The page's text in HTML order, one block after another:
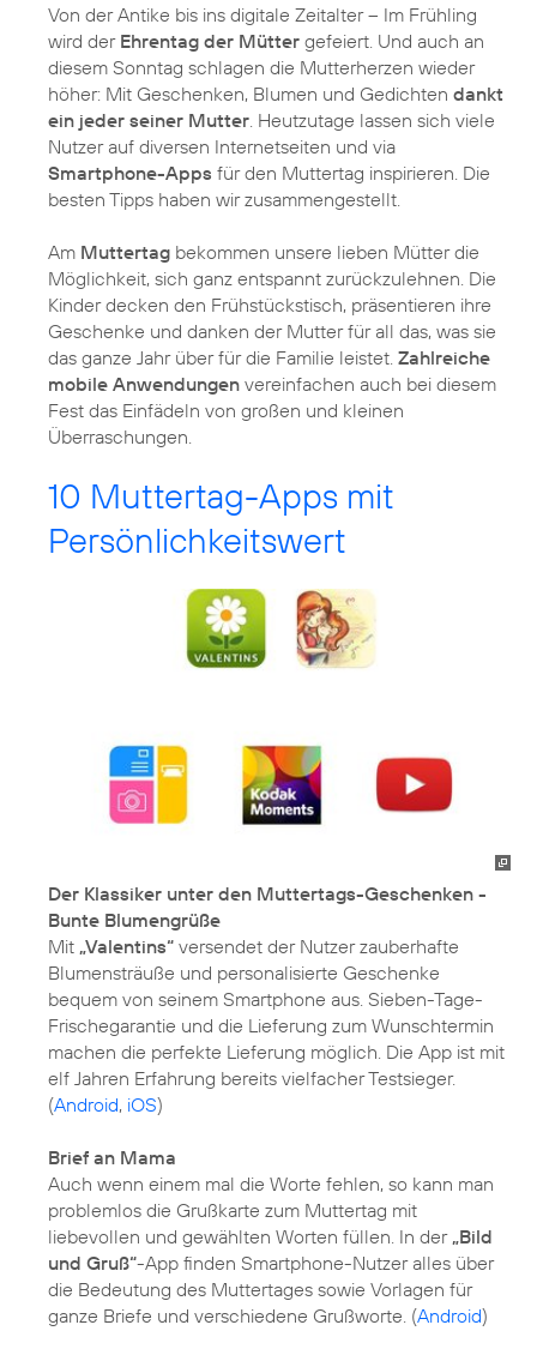
Von der Antike bis ins digitale Zeitalter – Im Frühling
wird der Ehrentag der Mütter gefeiert. Und auch an
diesem Sonntag schlagen die Mutterherzen wieder
höher: Mit Geschenken, Blumen und Gedichten dankt
ein jeder seiner Mutter . Heutzutage lassen sich viele
Nutzer auf diversen Internetseiten und via
Smartphone-Apps für den Muttertag inspirieren. Die
besten Tipps haben wir zusammengestellt.
Am Muttertag bekommen unsere lieben Mütter die
Möglichkeit, sich ganz entspannt zurückzulehnen. Die
Kinder decken den Frühstückstisch, präsentieren ihre
Geschenke und danken der Mutter für all das, was sie
das ganze Jahr über für die Familie leistet. Zahlreiche
mobile Anwendungen vereinfachen auch bei diesem
Fest das Einfädeln von großen und kleinen
Überraschungen.
10 Muttertag-Apps mit
Persönlichkeitswert
Der Klassiker unter den Muttertags-Geschenken -
Bunte Blumengrüße
Mit „Valentins“ versendet der Nutzer zauberhafte
Blumensträuße und personalisierte Geschenke
bequem von seinem Smartphone aus. Sieben-Tage-
Frischegarantie und die Lieferung zum Wunschtermin
machen die perfekte Lieferung möglich. Die App ist mit
elf Jahren Erfahrung bereits vielfacher Testsieger.
(Android, iOS)
Brief an Mama
Auch wenn einem mal die Worte fehlen, so kann man
problemlos die Grußkarte zum Muttertag mit
liebevollen und gewählten Worten füllen. In der„Bild
und Gruß“-App finden Smartphone-Nutzer alles über
die Bedeutung des Muttertages sowie Vorlagen für
ganze Briefe und verschiedene Grußworte. (Android)